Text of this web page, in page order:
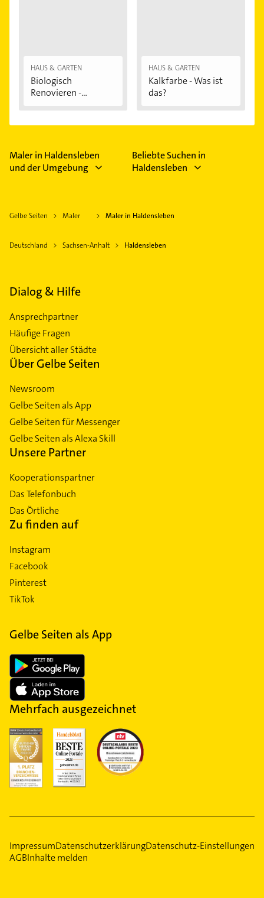
HAUS & GARTEN
Biologisch
Renovieren -
HAUS & GARTEN
Kalkfarbe - Was ist
das?
Maler in Haldensleben
und der Umgebung
Beliebte Suchen in
Haldensleben
Gelbe Seiten Maler Maler in Haldensleben
Deutschland Sachsen-Anhalt Haldensleben
Dialog & Hilfe
Ansprechpartner
Häufige Fragen
Übersicht aller Städte
Über Gelbe Seiten
Newsroom
Gelbe Seiten als App
Gelbe Seiten für Messenger
Gelbe Seiten als Alexa Skill
Unsere Partner
Kooperationspartner
Das Telefonbuch
Das Örtliche
Zu finden auf
Instagram
Facebook
Pinterest
TikTok
Gelbe Seiten als App
Mehrfach ausgezeichnet
ImpressumDatenschutzerklärungDatenschutz-Einstellungen
AGBInhalte melden